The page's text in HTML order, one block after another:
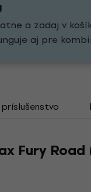
a zadaj v
aj pre
Fury Road